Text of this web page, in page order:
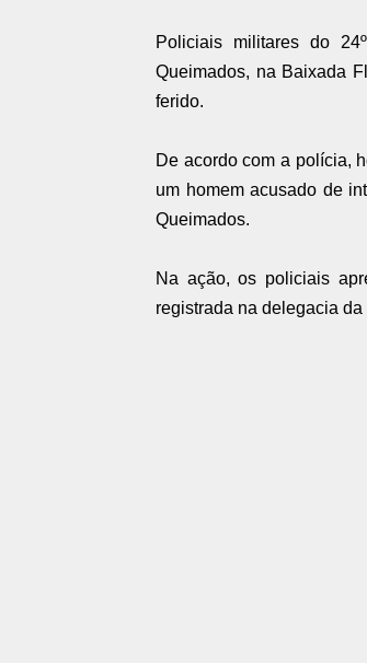
Policiais militares do
Queimados, na Baixada
ferido.
De acordo com a polícia,
um homem acusado de
Queimados.
Na ação, os policiais
registrada na delegacia da